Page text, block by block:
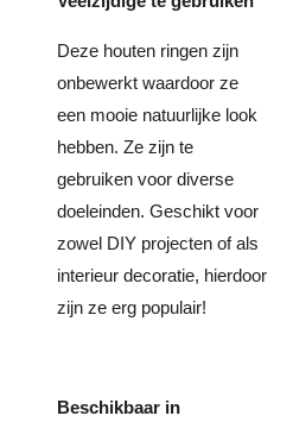
Deze houten ringen zijn
onbewerkt waardoor ze
een mooie natuurlijke look
hebben. Ze zijn te
gebruiken voor diverse
doeleinden. Geschikt voor
zowel DIY projecten of als
interieur decoratie, hierdoor
zijn ze erg populair!
Beschikbaar in